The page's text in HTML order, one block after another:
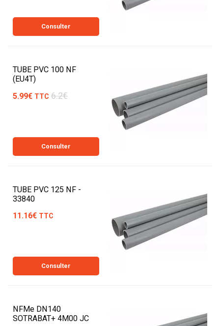
Consulter
TUBE PVC 100 NF
(EU4T)
5.99€ TTC 6.2€
Consulter
TUBE PVC 125 NF -
33840
11.16€ TTC
Consulter
NFMe DN140
SOTRABAT+ 4M00 JC